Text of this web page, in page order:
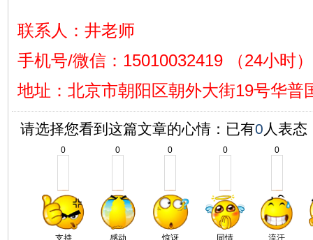
联系人：井老师
手机号/微信：15010032419 （24小时）
地址 ： 北京市朝阳区朝外大街19号华普
请选择您看到这篇文章的心情：已有0 人表态
0
支持
0
感动
0
惊讶
0
同情
0
流汗